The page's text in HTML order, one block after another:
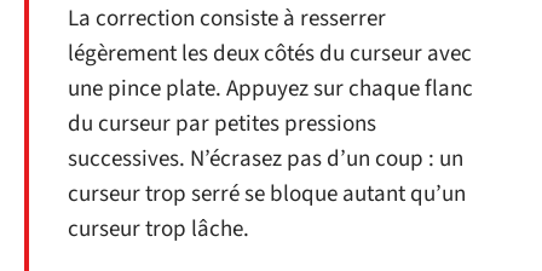
La correction consiste à resserrer
légèrement les deux côtés du curseur avec
une pince plate. Appuyez sur chaque flanc
du curseur par petites pressions
successives. N’écrasez pas d’un coup : un
curseur trop serré se bloque autant qu’un
curseur trop lâche.